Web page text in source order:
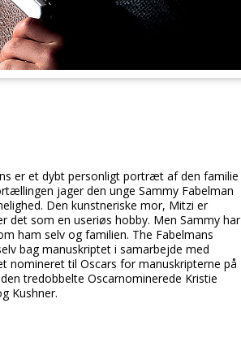
er et dybt personligt portræt af den familie
jager den unge Sammy Fabelman
Den kunstneriske mor, Mitzi er
som en useriøs hobby. Men Sammy har
ham selv og familien. The Fabelmans
bag manuskriptet i samarbejde med
nomineret til Oscars for manuskripterne på
tredobbelte Oscarnominerede Kristie
Kushner.